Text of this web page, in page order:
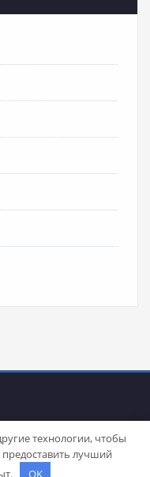
Stacyby SpiceThemes
технологии, чтобы
лучший
OK